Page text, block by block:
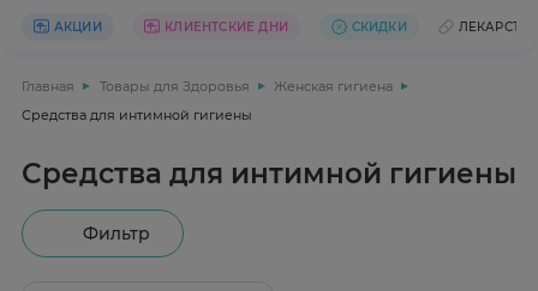
АКЦИИ КЛИЕНТСКИЕ ДНИ СКИДКИ ЛЕКАРСТВА
Главная Товары для Здоровья
Женская гигиена
Средства для интимной гигиены
Средства для интимной гигиены
Фильтр